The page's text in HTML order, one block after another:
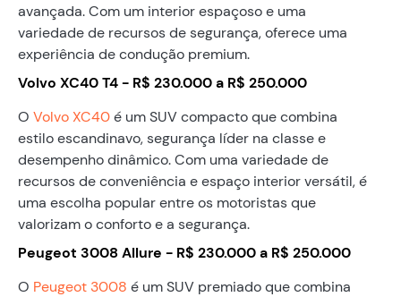
avançada. Com um interior espaçoso e uma
variedade de recursos de segurança, oferece uma
experiência de condução premium.
Volvo XC40 T4 - R$ 230.000 a R$ 250.000
O Volvo XC40é um SUV compacto que combina
estilo escandinavo, segurança líder na classe e
desempenho dinâmico. Com uma variedade de
recursos de conveniência e espaço interior versátil, é
uma escolha popular entre os motoristas que
valorizam o conforto e a segurança.
Peugeot 3008 Allure - R$ 230.000 a R$ 250.000
O Peugeot 3008 é um SUV premiado que combina